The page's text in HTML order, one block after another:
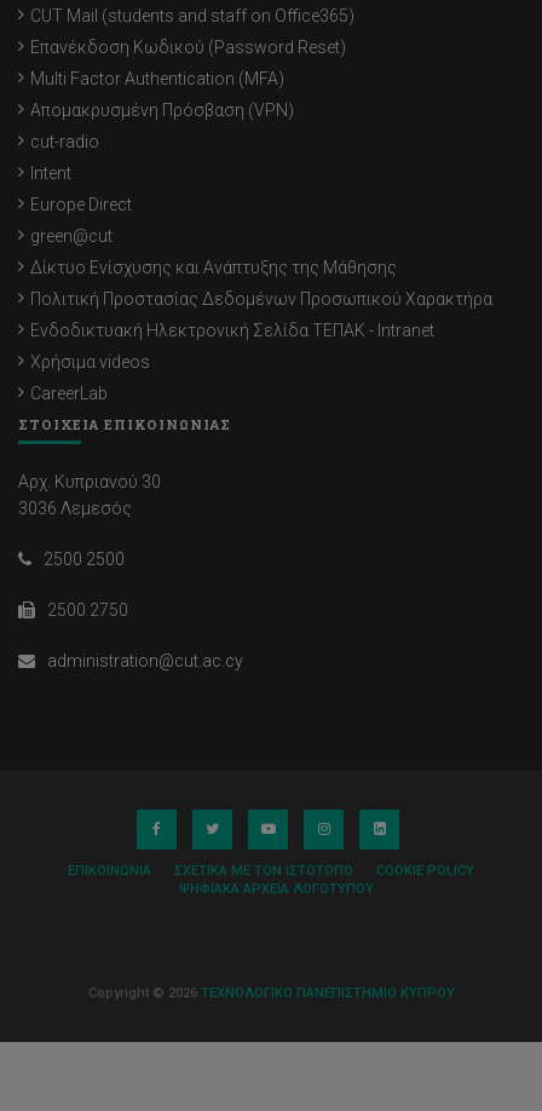
CUT Mail (students and staff on Office365)
Επανέκδοση Κωδικού (Password Reset)
Multi Factor Authentication (MFA)
Απομακρυσμένη Πρόσβαση (VPN)
cut-radio
Intent
Europe Direct
green@cut
Δίκτυο Ενίσχυσης και Ανάπτυξης της Μάθησης
Πολιτική Προστασίας Δεδομένων Προσωπικού Χαρακτήρα
Ενδοδικτυακή Ηλεκτρονική Σελίδα ΤΕΠΑΚ - Intranet
Χρήσιμα videos
CareerLab
ΣΤΟΙΧΕΙΑ ΕΠΙΚΟΙΝΩΝΙΑΣ
Αρχ. Κυπριανού 30
3036 Λεμεσός
2500 2500
2500 2750
administration@cut.ac.cy
ΕΠΙΚΟΙΝΩΝΊΑ ΣΧΕΤΙΚΆ ΜΕ ΤΟΝ ΙΣΤΌΤΟΠΟ
COOKIE POLICY
ΨΗΦΙΑΚΆ ΑΡΧΕΊΑ ΛΟΓΌΤΥΠΟΥ
Copyright © 2026 ΤΕΧΝΟΛΟΓΙΚΟ ΠΑΝΕΠΙΣΤΗΜΙΟ ΚΥΠΡΟΥ